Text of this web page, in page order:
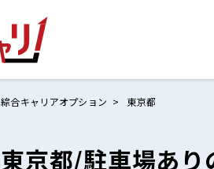
ホー
綜合キャリアオプション 東京都
東京都/駐車場あり